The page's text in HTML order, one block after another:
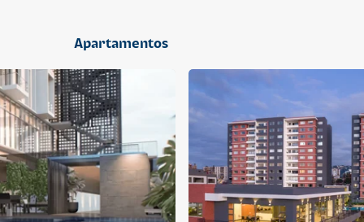
Apartamentos
APARTAMENTO
Q 1,400,000
Cuotas desde Q 9,019*
CENTRICO MADRID
CENTRICO
APARTAMENTO
Q 1,300,000
Cuotas desde Q 8,374*
CENTRICO MADRID 2
CENTRICO